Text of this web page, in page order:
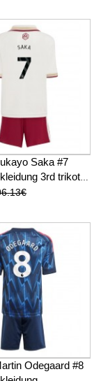
Saka #7
3rd trikot
26 Kurzarm (+
Odegaard #8